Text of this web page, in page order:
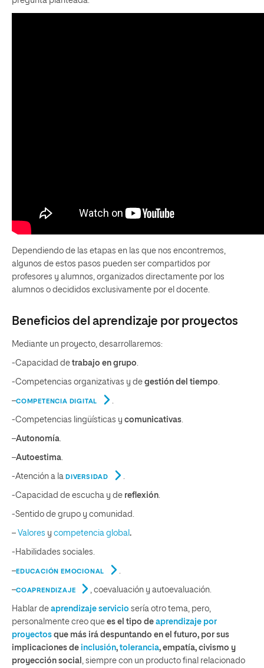
Dependiendo de las etapas en las que nos encontremos,
algunos de estos pasos pueden ser compartidos por
profesores y alumnos, organizados directamente por los
alumnos o decididos exclusivamente por el docente.
Beneficios del aprendizaje por proyectos
Mediante un proyecto, desarrollaremos:
-Capacidad de trabajo en grupo
-Competencias organizativas y de gestión del tiempo
–COMPETENCIA DIGITAL
-Competencias lingüísticas y comunicativas
–Autonomía
–Autoestima
-Atención a la DIVERSIDAD
-Capacidad de escucha y de reflexión
-Sentido de grupo y comunidad.
– Valores y competencia global .
-Habilidades sociales.
–EDUCACIÓN EMOCIONAL
–COAPRENDIZAJE , coevaluación y autoevaluación.
Hablar de aprendizaje servicio sería otro tema, pero,
personalmente creo que es el tipo de aprendizaje por
proyectos que más irá despuntando en el futuro, por sus
implicaciones de inclusión, tolerancia, empatía, civismo y
proyección social
, siempre con un producto final relacionado